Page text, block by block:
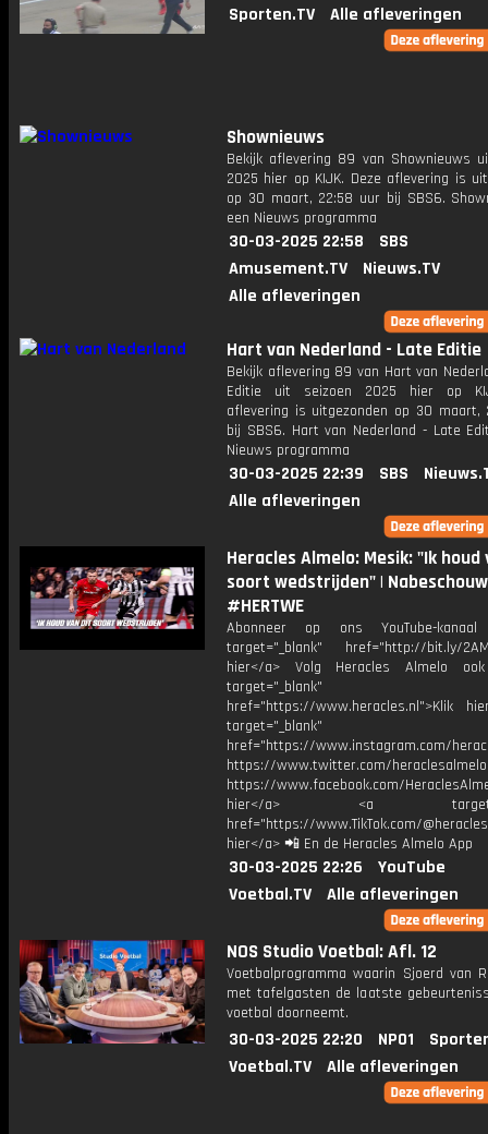
Sporten.TV
Alle afleveringen
Shownieuws
Bekijk aflevering 89 van Shownieuws
2025 hier op KIJK. Deze aflevering is
op 30 maart, 22:58 uur bij SBS6.
een Nieuws programma
30-03-2025 22:58
SBS
Amusement.TV
Nieuws.TV
Alle afleveringen
Hart van Nederland - Late Editie
Bekijk aflevering 89 van Hart van
Editie uit seizoen 2025 hier op
aflevering is uitgezonden op 30 maart,
bij SBS6. Hart van Nederland - Late
Nieuws programma
30-03-2025 22:39 SBS
Alle afleveringen
Heracles Almelo: Mesik: "Ik
soort wedstrijden" |
#HERTWE
Abonneer op ons YouTube-
target="_blank" href="http://bit.ly/
hier</a> Volg Heracles Almelo
target="_blank"
href="https://www.heracles.nl">Klik
target="_blank"
href="https://www.instagram.com/
https://www.twitter.com/heraclesalmelo
https://www.facebook.com/
hier</a> <a
href="https://www.TikTok.com/
hier</a> 📲 En de Heracles Almelo App
30-03-2025 22:26
YouTube
Voetbal.TV
Alle afleveringen
NOS Studio Voetbal: Afl. 12
Voetbalprogramma waarin Sjoerd van
met tafelgasten de laatste
voetbal doorneemt.
30-03-2025 22:20 NPO1
Voetbal.TV
Alle afleveringen